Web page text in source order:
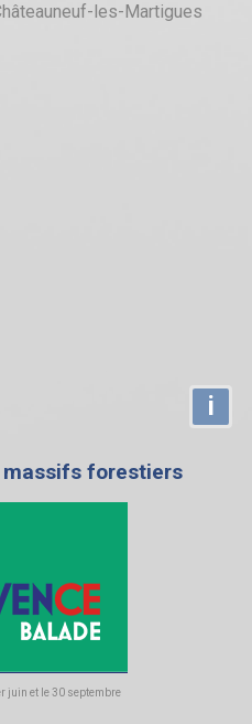
les-Martigues
i
massifs forestiers
juin et le 30 septembre